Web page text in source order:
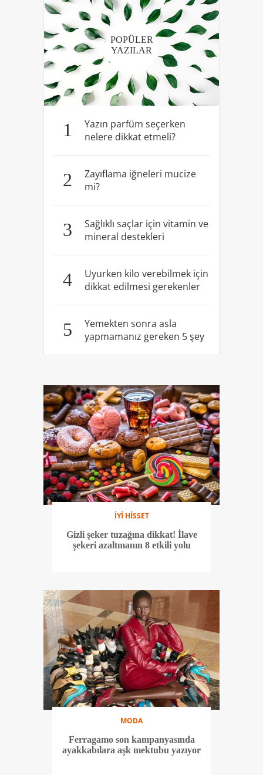
POPÜLER
YAZILAR
1
Yazın parfüm seçerken
nelere dikkat etmeli?
2
Zayıflama iğneleri mucize
mi?
3
Sağlıklı saçlar için vitamin ve
mineral destekleri
4
Uyurken kilo verebilmek için
dikkat edilmesi gerekenler
5
Yemekten sonra asla
yapmamanız gereken 5 şey
İYİ HİSSET
Gizli şeker tuzağına dikkat! İlave
şekeri azaltmanın 8 etkili yolu
MODA
Ferragamo son kampanyasında
ayakkabılara aşk mektubu yazıyor